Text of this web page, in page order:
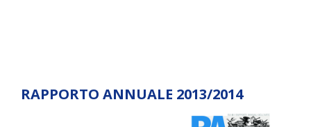
RAPPORTO ANNUALE 2013/2014